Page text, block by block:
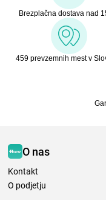
Brezplačna dostava nad
459 prevzemnih mest v
O nas
Kontakt
O podjetju